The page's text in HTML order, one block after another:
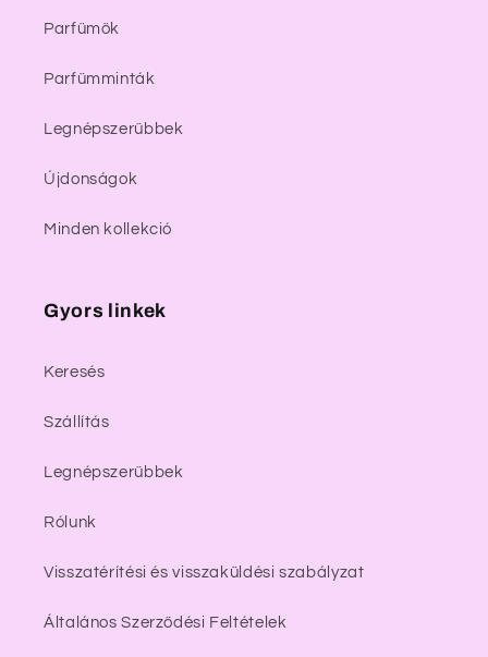
Parfümök
Parfümminták
Legnépszerűbbek
Újdonságok
Minden kollekció
Gyors linkek
Keresés
Szállítás
Legnépszerűbbek
Rólunk
Visszatérítési és visszaküldési szabályzat
Általános Szerződési Feltételek